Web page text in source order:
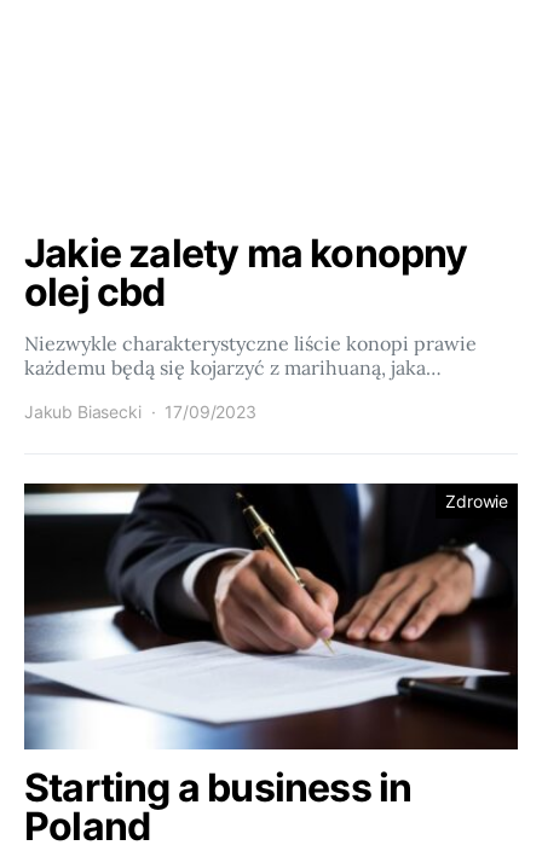
Jakie zalety ma konopny
olej cbd
Niezwykle charakterystyczne liście konopi prawie
każdemu będą się kojarzyć z marihuaną, jaka…
Jakub Biasecki 17/09/2023
Zdrowie
Starting a business in
Poland